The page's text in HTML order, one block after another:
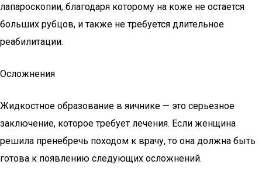
лапароскопии, благодаря которому на коже не остается
больших рубцов, и также не требуется длительное
реабилитации.
Осложнения
Жидкостное образование в яичнике — это серьезное
заключение, которое требует лечения. Если женщина
решила пренебречь походом к врачу, то она должна быть
готова к появлению следующих осложнений.